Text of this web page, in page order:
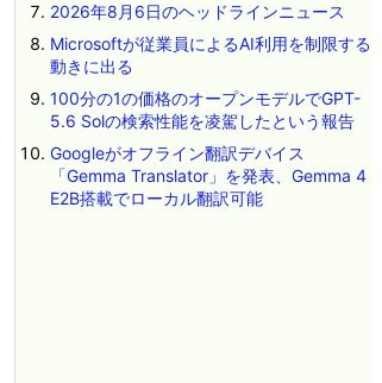
2026年8月6日のヘッドラインニュース
Microsoftが従業員によるAI利用を制限する
動きに出る
100分の1の価格のオープンモデルでGPT-
5.6 Solの検索性能を凌駕したという報告
Googleがオフライン翻訳デバイス
「Gemma Translator」を発表、Gemma 4
E2B搭載でローカル翻訳可能